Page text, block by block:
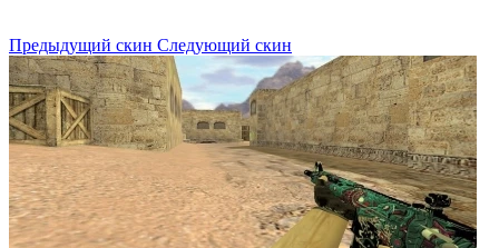
Предыдущий скин Следующий скин